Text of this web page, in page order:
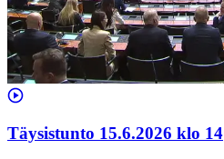
Täysistunto 15.6.2026 klo 14